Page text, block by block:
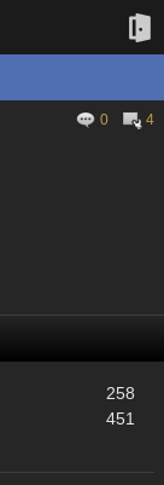
0
4
258
451